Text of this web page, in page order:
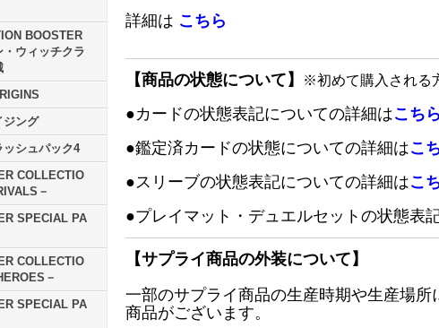
BOOSTER
・ウィッチクラ
ジング
ッシュパック4
COLLECTIO
－
SPECIAL PA
COLLECTIO
－
SPECIAL PA
詳細は こちら
【商品の状態について】 ※初めて購入される
●カードの状態表記についての詳細はこちら
●鑑定済カードの状態についての詳細はこ
●スリーブの状態表記についての詳細はこ
●プレイマット・デュエルセットの状態表
【サプライ商品の外装について】
一部のサプライ商品の生産時期や生産場
商品がございます。